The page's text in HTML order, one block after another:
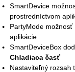
SmartDevice
prostredníctvom
PartyMode
aplikácie
SmartDeviceBox
Chladiaca časť
Nastaviteľný rozsah